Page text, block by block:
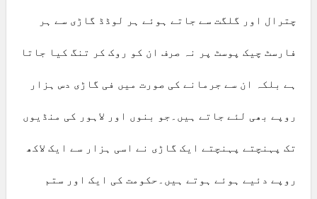
چترال اور گلگت سے جاتے ہوئے ہر لوڈڈ گاڑی سے ہر
فارسٹ چیک پوسٹ پر نہ صرف ان کو روک کر تنگ کیا جاتا
ہے بلکہ ان سے جرمانے کی صورت میں فی گاڑی دس ہزار
روپے بھی لئے جاتے ہیں۔جو بنوں اور لاہور کی منڈیوں
تک پہنچتے پہنچتے ایک گاڑی نے اسی ہزار سے ایک لاکھ
روپے دئیے ہوئے ہوتے ہیں۔حکومت کی ایک اور ستم